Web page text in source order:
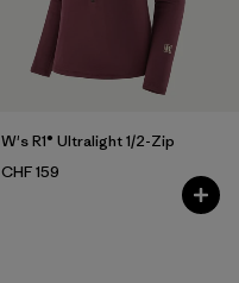
W's R1® Ultralight 1/2-Zip
CHF 159